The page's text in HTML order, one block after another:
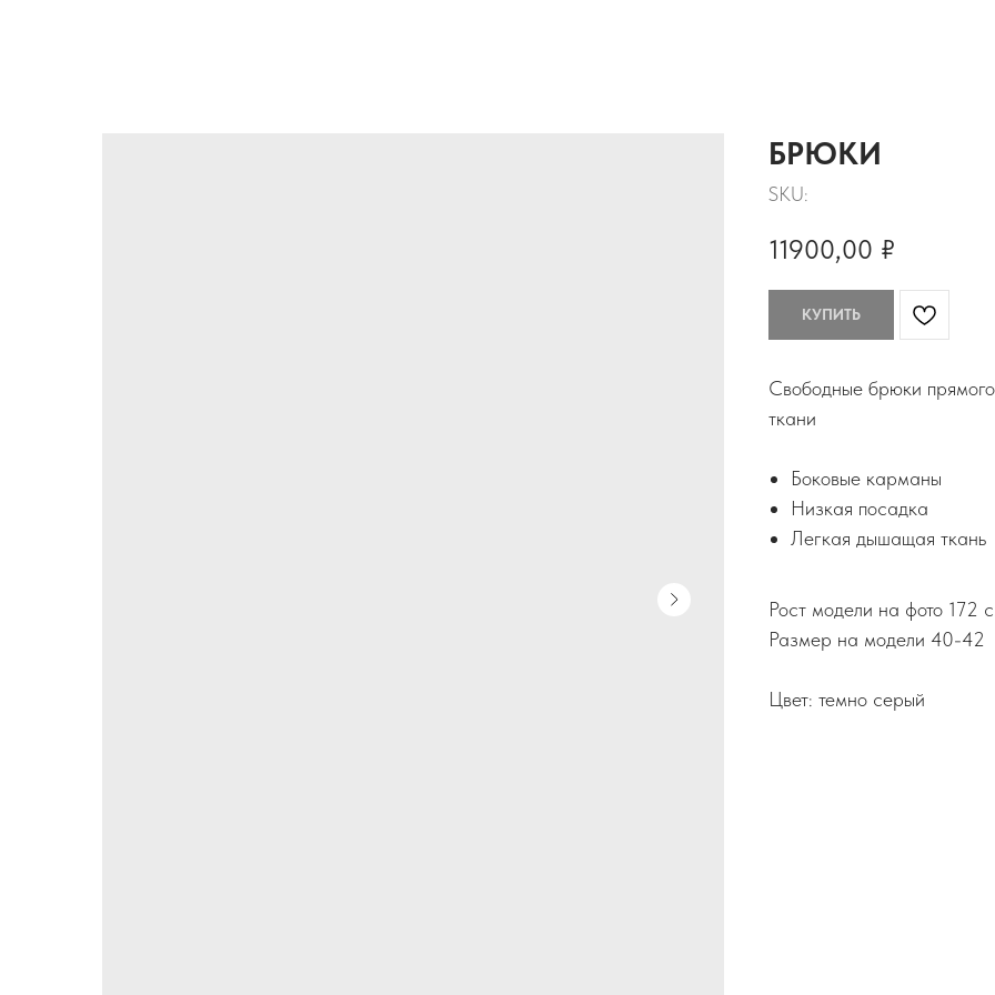
БРЮКИ
SKU:
11900,00 ₽
КУПИТЬ
Свободные брюки
ткани
Боковые карманы
Низкая посадка
Легкая дышащая ткань
Рост модели на фото 172
Размер на модели 40-42
Цвет: темно серый